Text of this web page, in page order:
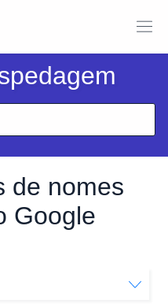
de nomes
Google